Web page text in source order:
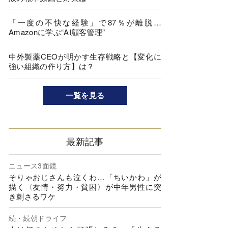
「一度の不快な経験」で87％が離脱…
Amazonに学ぶ“AI顧客管理”
中外製薬CEOが明かす生存戦略と【変化に
強い組織の作り方】は？
一覧を見る
最新記事
ニュース3面鏡
そりゃおじさんも泣くわ…「ちいかわ」が
描く〈友情・努力・貧困〉が中年男性に突
き刺さるワケ
続・続朝ドライフ